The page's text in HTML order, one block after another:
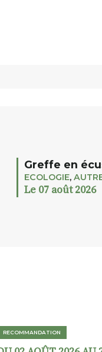
Greffe en
ECOLOGIE,
Le 07 août 2026
RECOMMANDATION